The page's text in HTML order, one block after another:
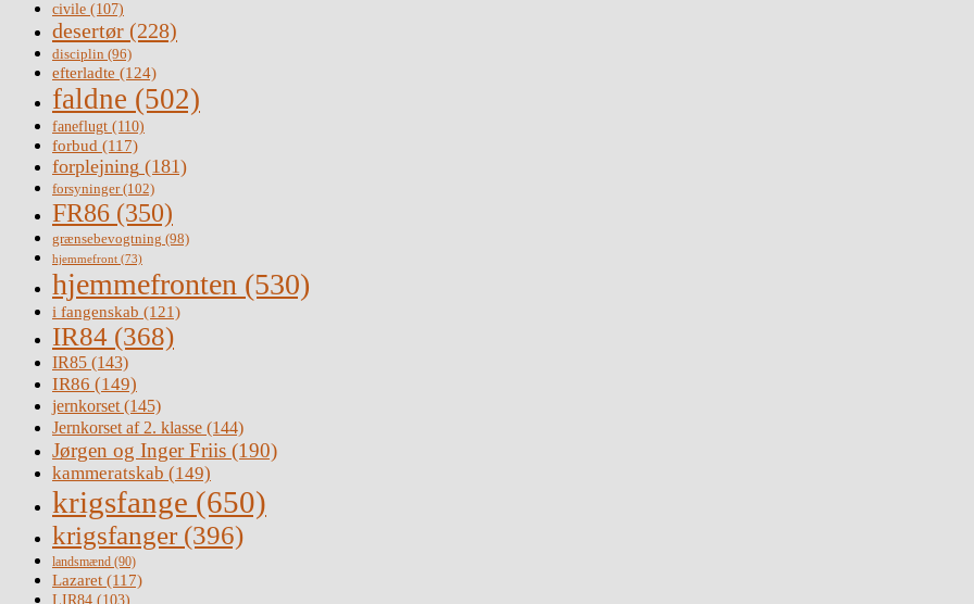
civile (107)
desertør (228)
disciplin (96)
efterladte (124)
faldne (502)
faneflugt (110)
forbud (117)
forplejning (181)
forsyninger(102)
FR86 (350)
grænsebevogtning (98)
hjemmefront (73)
hjemmefronten (530)
i fangenskab (121)
IR84 (368)
IR85 (143)
IR86 (149)
jernkorset(145)
Jernkorset af 2. klasse (144)
Jørgen og Inger Friis (190)
kammeratskab (149)
krigsfange (650)
krigsfanger (396)
landsmænd (90)
Lazaret (117)
LIR84 (103)